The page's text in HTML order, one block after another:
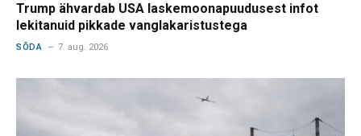
Trump ähvardab USA laskemoonapuudusest infot
lekitanuid pikkade vanglakaristustega
SÕDA 7. aug. 2026